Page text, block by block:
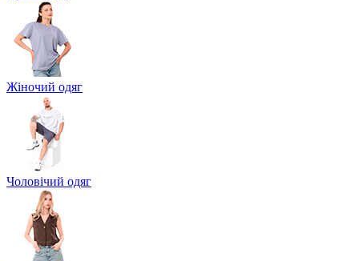
Жіночий одяг
Чоловічий одяг